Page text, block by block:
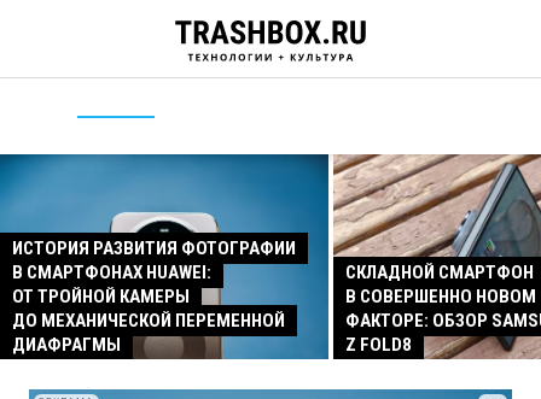
ИСТОРИЯ РАЗВИТИЯ ФОТОГРАФИИ
В СМАРТФОНАХ HUAWEI:
ОТ ТРОЙНОЙ КАМЕРЫ
ДО МЕХАНИЧЕСКОЙ ПЕРЕМЕННОЙ
ДИАФРАГМЫ
СКЛАДНОЙ СМАРТФОН
В СОВЕРШЕННО
ФАКТОРЕ: ОБЗОР
Z FOLD8